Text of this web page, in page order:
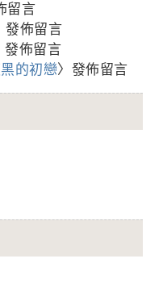
留言
發佈留言
發佈留言
的初戀〉發佈留言